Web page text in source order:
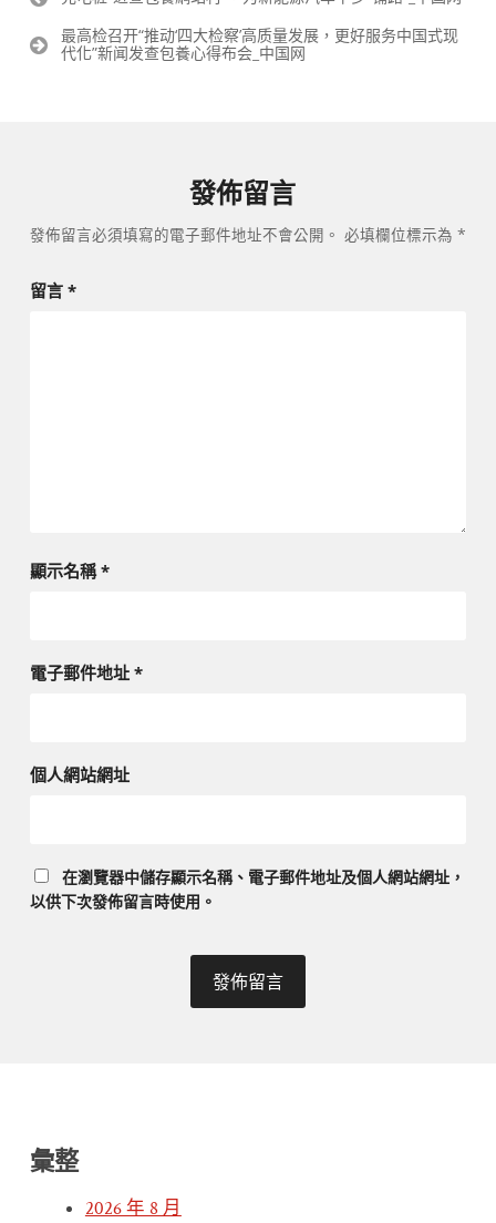
導
最高检召开“推动‘四大检察’高质量发展，更好服务中国式现
代化”新闻发查包養心得布会_中国网
發佈留言
發佈留言必須填寫的電子郵件地址不會公開。 必填欄位標示為 *
留言 *
顯示名稱*
電子郵件地址 *
個人網站網址
在瀏覽器中儲存顯示名稱、電子郵件地址及個人網站網址，
以供下次發佈留言時使用。
彙整
2026 年 8 月